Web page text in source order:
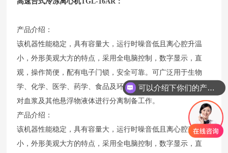
产品介绍：
该机器性能稳定，具有容量大，运行时噪音低且离心腔升温
小，外形美观大方的特点，采用全电脑控制，数字显示，直
观，操作简便，配有电子门锁，安全可靠。可广泛用于生物
学、化学、医学、药学、食品及环保等试验科研单位，可用于
对血浆及其他悬浮物液体进行分离制备工作。
产品介绍：
该机器性能稳定，具有容量大，运行时噪音低且离心腔升温
小，外形美观大方的特点，采用全电脑控制，数字显示，直
可以介绍下你们的产品么